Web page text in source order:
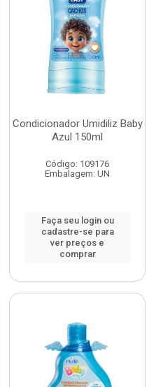
Condicionador Umidiliz Baby
Azul 150ml
Código: 109176
Embalagem: UN
Faça seu login ou
cadastre-se para
ver preços e
comprar